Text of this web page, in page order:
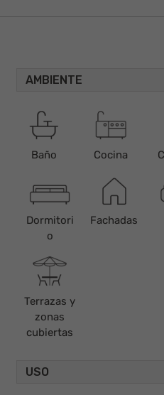
AMBIENTE
Baño Cocina
Dormitori
o
Fachadas
Terrazas y
zonas
cubiertas
USO